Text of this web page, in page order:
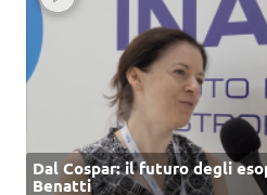
Dal Cospar: il futuro degli
Benatti